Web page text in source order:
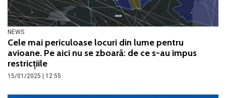
NEWS
Cele mai periculoase locuri din lume pentru
avioane. Pe aici nu se zboară: de ce s-au impus
restricțiile
15/01/2025 | 12:55